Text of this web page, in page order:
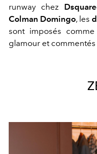
runway chez
Colman Domingo, les
sont imposés
glamour et commentés